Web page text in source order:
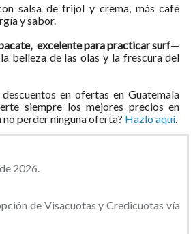
salsa de frijol y crema, más café
y sabor.
excelente para practicar surf—
belleza de las olas y la frescura del
en ofertas en Guatemala
siempre los mejores precios en
perder ninguna oferta? Hazlo aquí.
2026.
de Visacuotas y Credicuotas vía